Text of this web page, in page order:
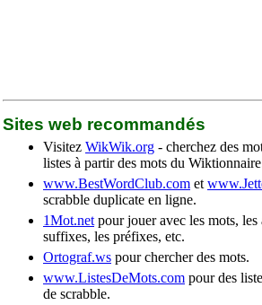
Sites web recommandés
Visitez WikWik.org - cherchez des
listes à partir des mots du
www.BestWordClub.com et
scrabble duplicate en ligne.
1Mot.net pour jouer avec les mots, les
suffixes, les préfixes, etc.
Ortograf.ws pour chercher des mots.
www.ListesDeMots.com pour des
de scrabble.